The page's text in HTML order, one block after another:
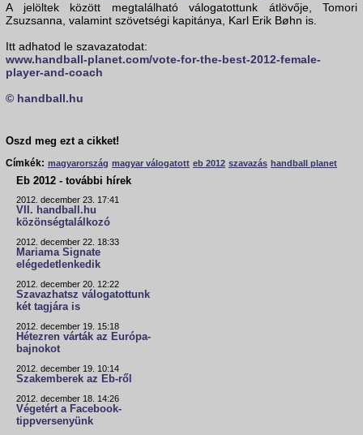
A jelöltek között megtalálható válogatottunk átlövője, Tomori
Zsuzsanna, valamint szövetségi kapitánya, Karl Erik Bøhn is.
Itt adhatod le szavazatodat:
www.handball-planet.com/vote-for-the-best-2012-female-
player-and-coach
© handball.hu
Oszd meg ezt a cikket!
Címkék: magyarország magyar válogatott eb 2012 szavazás handball planet
Eb 2012 - további hírek
2012. december 23. 17:41
VII. handball.hu
közönségtalálkozó
2012. december 22. 18:33
Mariama Signate
elégedetlenkedik
2012. december 20. 12:22
Szavazhatsz válogatottunk
két tagjára is
2012. december 19. 15:18
Hétezren várták az Európa-
bajnokot
2012. december 19. 10:14
Szakemberek az Eb-ről
2012. december 18. 14:26
Végetért a Facebook-
tippversenyünk